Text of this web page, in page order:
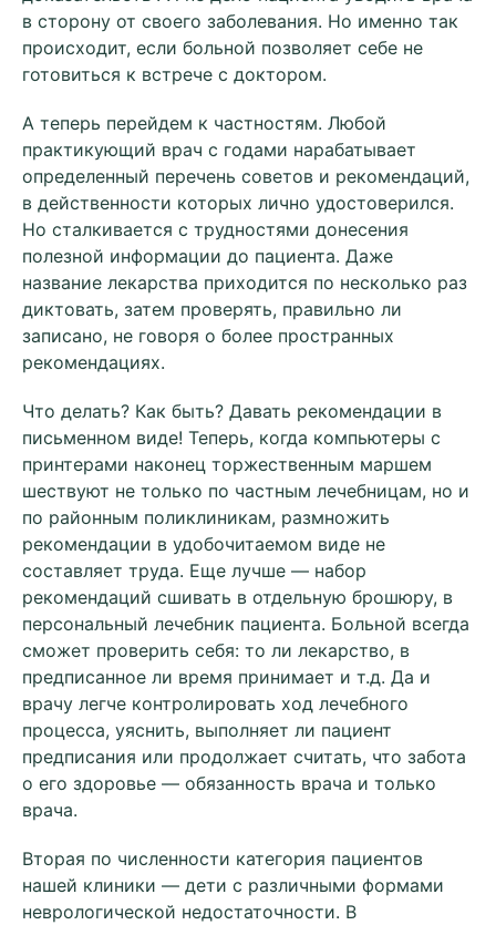
в сторону от своего заболевания. Но именно так
происходит, если больной позволяет себе не
готовиться к встрече с доктором.
А теперь перейдем к частностям. Любой
практикующий врач с годами нарабатывает
определенный перечень советов и рекомендаций,
в действенности которых лично удостоверился.
Но сталкивается с трудностями донесения
полезной информации до пациента. Даже
название лекарства приходится по несколько раз
диктовать, затем проверять, правильно ли
записано, не говоря о более пространных
рекомендациях.
Что делать? Как быть? Давать рекомендации в
письменном виде! Теперь, когда компьютеры с
принтерами наконец торжественным маршем
шествуют не только по частным лечебницам, но и
по районным поликлиникам, размножить
рекомендации в удобочитаемом виде не
составляет труда. Еще лучше — набор
рекомендаций сшивать в отдельную брошюру, в
персональный лечебник пациента. Больной всегда
сможет проверить себя: то ли лекарство, в
предписанное ли время принимает и т.д. Да и
врачу легче контролировать ход лечебного
процесса, уяснить, выполняет ли пациент
предписания или продолжает считать, что забота
о его здоровье — обязанность врача и только
врача.
Вторая по численности категория пациентов
нашей клиники — дети с различными формами
неврологической недостаточности. В